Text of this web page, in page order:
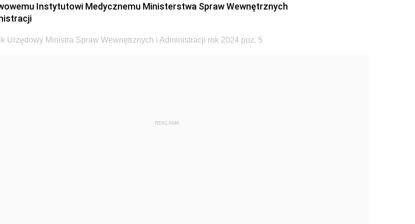
Instytutowi Medycznemu Ministerstwa Spraw Wewnętrznych
Urzędowy Ministra Spraw Wewnętrznych i Administracji rok 2024 poz. 5
REKLAMA